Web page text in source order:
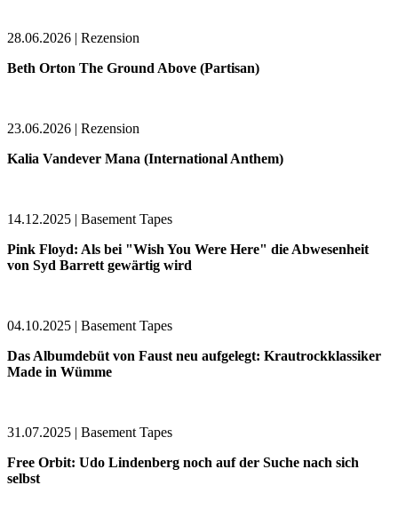
28.06.2026 | Rezension
Beth Orton The Ground Above (Partisan)
23.06.2026 | Rezension
Kalia Vandever Mana (International Anthem)
14.12.2025 | Basement Tapes
Pink Floyd: Als bei "Wish You Were Here" die Abwesenheit
von Syd Barrett gewärtig wird
04.10.2025 | Basement Tapes
Das Albumdebüt von Faust neu aufgelegt: Krautrockklassiker
Made in Wümme
31.07.2025 | Basement Tapes
Free Orbit: Udo Lindenberg noch auf der Suche nach sich
selbst